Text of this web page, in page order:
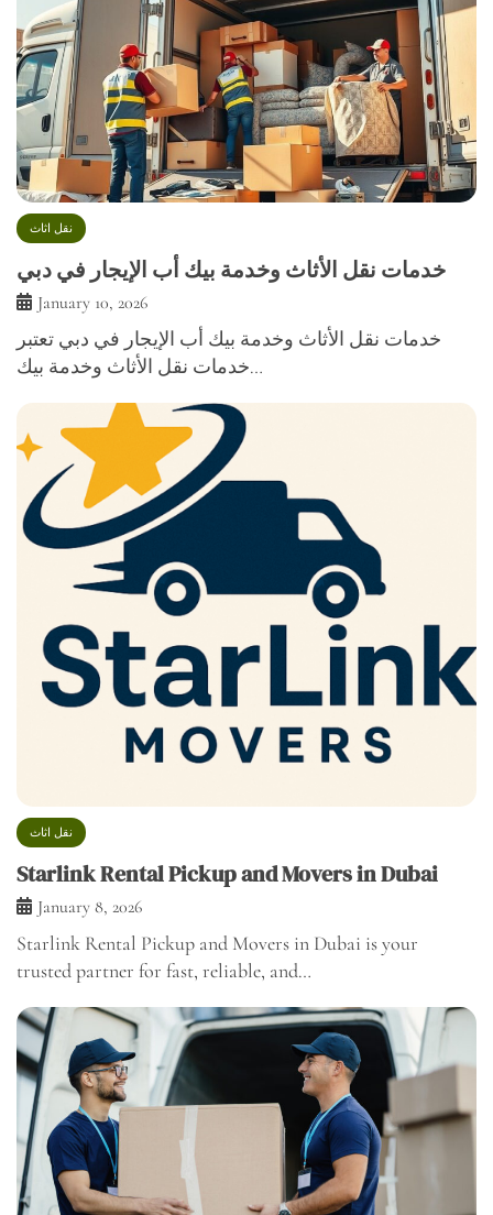
نقل اثاث
خدمات نقل الأثاث وخدمة بيك أب الإيجار في دبي
January 10, 2026
خدمات نقل الأثاث وخدمة بيك أب الإيجار في دبي تعتبر
خدمات نقل الأثاث وخدمة بيك…
نقل اثاث
Starlink Rental Pickup and Movers in Dubai
January 8, 2026
Starlink Rental Pickup and Movers in Dubai is your
trusted partner for fast, reliable, and…